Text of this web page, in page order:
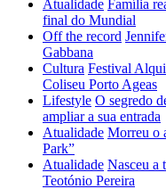
Atualidade Família
final do Mundial
Off the record
Gabbana
Cultura Festival
Coliseu Porto Ageas
Lifestyle O segredo
ampliar a sua entrada
Atualidade Morreu o
Park”
Atualidade Nasceu a
Teotónio Pereira